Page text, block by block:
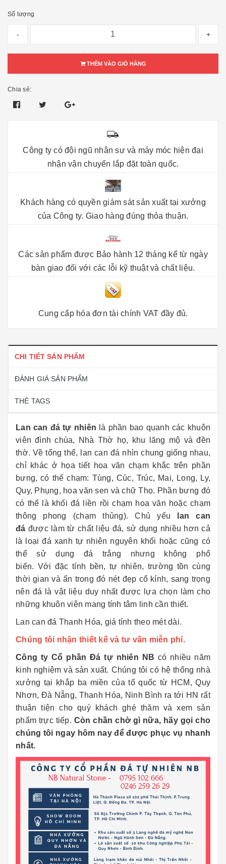
Số lượng
- +
THÊM VÀO GIỎ HÀNG
Chia sẻ:
Công ty có đội ngũ nhân sự và máy móc hiện đại
nhận vận chuyển lắp đặt toàn quốc.
Khách hàng có quyền giám sát sản xuất tại xưởng
của Công ty. Giao hàng đúng thỏa thuận.
Các sản phẩm được Bảo hành 12 tháng kể từ ngày
bàn giao đối với các lỗi kỹ thuật và chất liệu.
Cung cấp hóa đơn tài chính VAT đầy đủ.
CHI TIẾT SẢN PHẨM
ĐÁNH GIÁ SẢN PHẨM
THẺ TAGS
Lan can đá tự nhiên là phần bao quanh các khuôn
viên đình chùa, Nhà Thờ họ, khu lăng mộ và đền
thờ. Về tổng thể, lan can đá nhìn chung giống nhau,
chỉ khác ở họa tiết hoa văn chạm khắc trên phần
bưng, có thể chạm: Tùng, Cúc, Trúc, Mai, Long, Ly,
Quy, Phụng, hoa văn sen và chữ Thọ. Phần bưng đó
có thể là khối đá liền rồi chạm hoa văn hoặc chạm
thông phong (chạm thủng). Chủ yếu
lan can
đá được làm từ chất liệu đá, sử dụng nhiều hơn cả
là loại đá xanh tự nhiên nguyên khối hoặc cũng có
thể sử dụng đá trắng nhưng không phổ
biến. Với đặc tính bền, tự nhiên, trường tồn cùng
thời gian và ẩn trong đó nét đẹp cổ kính, sang trọng
nên đá là vật liệu duy nhất được lựa chọn làm cho
những khuôn viên mang tính tâm linh cần thiết.
Lan can đá Thanh Hóa, giá tính theo mét dài.
Chúng tôi nhận thiết kế và tư vấn miễn phí.
Công ty Cổ phần Đá tự nhiên NB có nhiều năm
kinh nghiệm và sản xuất. Chúng tôi có hệ thống nhà
xưởng tại khắp ba miền của tổ quốc từ HCM, Quy
Nhơn, Đà Nẵng, Thanh Hóa, Ninh Bình ra tới HN rất
thuận tiện cho quý khách ghé thăm và xem sản
phẩm trực tiếp. Còn chần chờ gì nữa, hãy gọi cho
chúng tôi ngay hôm nay để được phục vụ nhanh
nhất.